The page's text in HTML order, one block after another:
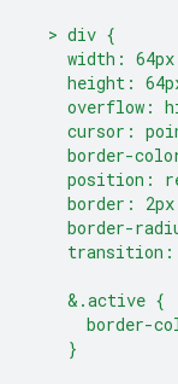
  > div {
width:
height:
overflow:
cursor:
border-
position:
border: 2px
border-
    &.active {
border-
    }